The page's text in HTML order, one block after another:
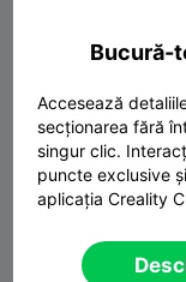
Metal
80.51MB
Raport
Bucură-
Accesează
secționarea fără
singur clic.
puncte exclusive
aplicația Creality